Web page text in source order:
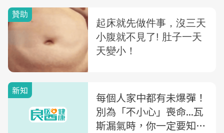
新知
每個人家中都有未爆彈！
別為「不小心」喪命...瓦
斯漏氣時，你一定要知道